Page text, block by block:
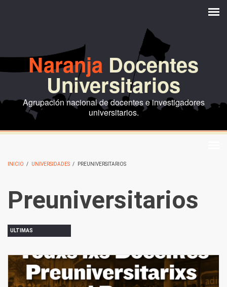
Naranja Docentes
Universitarios
Agrupación nacional de docentes e investigadores
universitarios.
INICIO / UNIVERSIDADES / PREUNIVERSITARIOS
Preuniversitarios
ULTIMAS